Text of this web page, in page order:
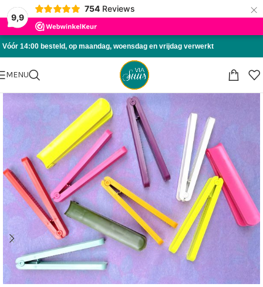
9,9
754 Reviews ×
Skip to navigation
Skip to main content
Vóór 14:00 besteld, op maandag, woensdag en vrijdag verwerkt
MENU